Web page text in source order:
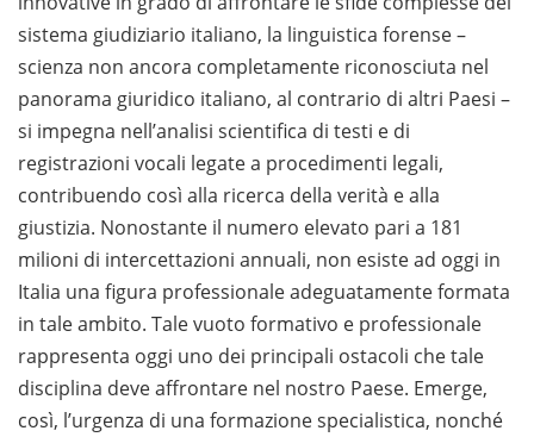
sistema giudiziario italiano, la linguistica forense –
scienza non ancora completamente riconosciuta nel
panorama giuridico italiano, al contrario di altri Paesi –
si impegna nell’analisi scientifica di testi e di
registrazioni vocali legate a procedimenti legali,
contribuendo così alla ricerca della verità e alla
giustizia. Nonostante il numero elevato pari a 181
milioni di intercettazioni annuali, non esiste ad oggi in
Italia una figura professionale adeguatamente formata
in tale ambito. Tale vuoto formativo e professionale
rappresenta oggi uno dei principali ostacoli che tale
disciplina deve affrontare nel nostro Paese. Emerge,
così, l’urgenza di una formazione specialistica, nonché